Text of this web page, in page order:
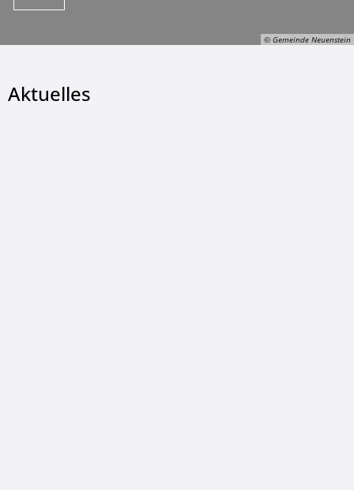
© Gemeinde Neuenstein
Aktuelles